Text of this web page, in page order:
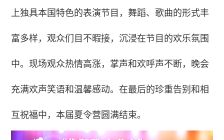
上独具本国特色的表演节目，舞蹈、歌曲的形式丰
富多样，观众们目不暇接，沉浸在节目的欢乐氛围
中。现场观众热情高涨，掌声和欢呼声不断，晚会
充满欢声笑语和温馨感动。在最后的珍重告别和相
互祝福中，本届夏令营圆满结束。